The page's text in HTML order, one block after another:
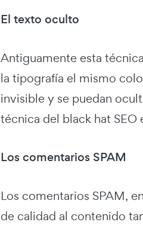
El texto oculto
Antiguamente esta
la tipografía el mismo
invisible y se puedan
técnica del black hat
Los comentarios SPAM
Los comentarios SPAM,
de calidad al contenido